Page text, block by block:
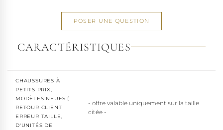
POSER UNE QUESTION
CARACTÉRISTIQUES
CHAUSSURES À
PETITS PRIX,
MODÈLES NEUFS (
RETOUR CLIENT
ERREUR TAILLE,
D'UNITÉS DE
- offre valable uniquement sur la taille
citée -